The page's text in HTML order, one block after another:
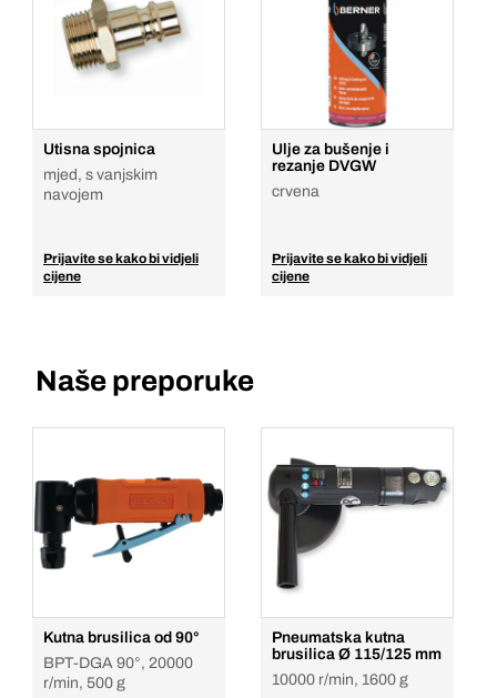
Utisna spojnica
mjed, s vanjskim
navojem
Prijavite se kako bi vidjeli
cijene
Ulje za bušenje i
rezanje DVGW
crvena
Prijavite se kako bi vidjeli
cijene
Naše preporuke
Kutna brusilica od 90°
BPT-DGA 90°, 20000
r/min, 500 g
Pneumatska kutna
brusilica Ø 115/125 mm
10000 r/min, 1600 g